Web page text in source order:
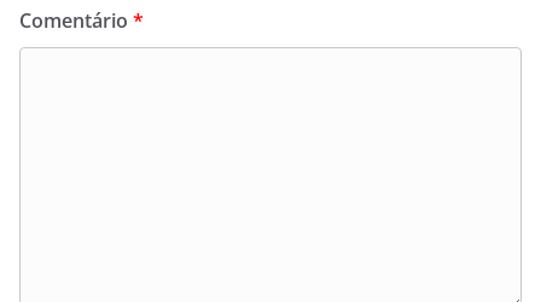
Comentário *